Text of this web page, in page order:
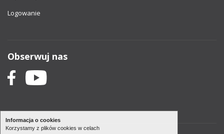
Informacja o cookies
Korzystamy z plików cookies w celach
Logowanie
Obserwuj nas